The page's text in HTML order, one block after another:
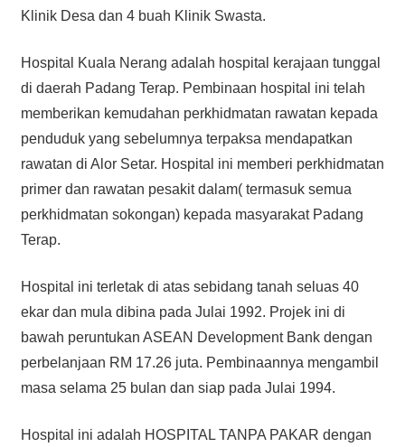
Klinik Desa dan 4 buah Klinik Swasta.
Hospital Kuala Nerang adalah hospital kerajaan tunggal
di daerah Padang Terap. Pembinaan hospital ini telah
memberikan kemudahan perkhidmatan rawatan kepada
penduduk yang sebelumnya terpaksa mendapatkan
rawatan di Alor Setar. Hospital ini memberi perkhidmatan
primer dan rawatan pesakit dalam( termasuk semua
perkhidmatan sokongan) kepada masyarakat Padang
Terap.
Hospital ini terletak di atas sebidang tanah seluas 40
ekar dan mula dibina pada Julai 1992. Projek ini di
bawah peruntukan ASEAN Development Bank dengan
perbelanjaan RM 17.26 juta. Pembinaannya mengambil
masa selama 25 bulan dan siap pada Julai 1994.
Hospital ini adalah HOSPITAL TANPA PAKAR dengan